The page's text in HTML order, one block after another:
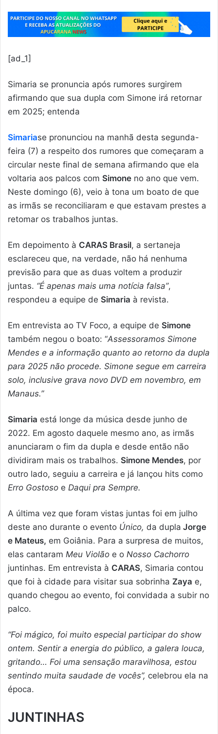
[ad_1]
Simaria se pronuncia após rumores surgirem
afirmando que sua dupla com Simone irá retornar
em 2025; entenda
Simariase pronunciou na manhã desta segunda-
feira (7) a respeito dos rumores que começaram a
circular neste final de semana afirmando que ela
voltaria aos palcos com Simone no ano que vem.
Neste domingo (6), veio à tona um boato de que
as irmãs se reconciliaram e que estavam prestes a
retomar os trabalhos juntas.
Em depoimento à CARAS Brasil, a sertaneja
esclareceu que, na verdade, não há nenhuma
previsão para que as duas voltem a produzir
juntas. “É apenas mais uma notícia falsa”,
respondeu a equipe de Simaria à revista.
Em entrevista ao TV Foco, a equipe de Simone
também negou o boato: “Assessoramos Simone
Mendes e a informação quanto ao retorno da dupla
para 2025 não procede. Simone segue em carreira
solo, inclusive grava novo DVD em novembro, em
Manaus.”
Simaria está longe da música desde junho de
2022. Em agosto daquele mesmo ano, as irmãs
anunciaram o fim da dupla e desde então não
dividiram mais os trabalhos. Simone Mendes, por
outro lado, seguiu a carreira e já lançou hits como
Erro Gostoso e Daqui pra Sempre.
A última vez que foram vistas juntas foi em julho
deste ano durante o evento Único, da dupla Jorge
e Mateus, em Goiânia. Para a surpresa de muitos,
elas cantaram Meu Violão e o Nosso Cachorro
juntinhas. Em entrevista à CARAS, Simaria contou
que foi à cidade para visitar sua sobrinha Zaya e,
quando chegou ao evento, foi convidada a subir no
palco.
“Foi mágico, foi muito especial participar do show
ontem. Sentir a energia do público, a galera louca,
gritando… Foi uma sensação maravilhosa, estou
sentindo muita saudade de vocês”, celebrou ela na
época.
JUNTINHAS